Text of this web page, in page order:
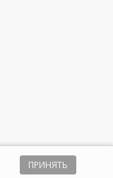
ПРИНЯТЬ